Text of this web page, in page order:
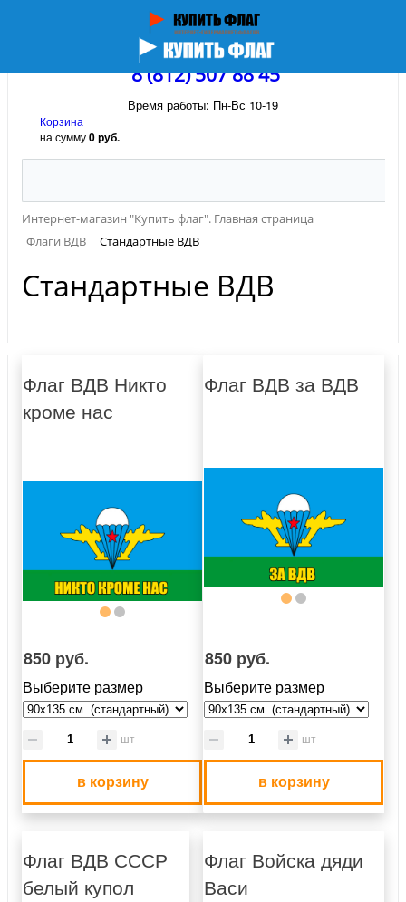
8 (812) 507 88 45
Время работы: Пн-Вс 10-19
Корзина
на сумму0 руб.
Интернет-магазин "Купить флаг". Главная страница
Флаги ВДВ
Стандартные ВДВ
Стандартные ВДВ
Флаг ВДВ Никто
кроме нас
850 руб.
Выберите размер
шт
в корзину
Флаг ВДВ за ВДВ
850 руб.
Выберите размер
шт
в корзину
Флаг ВДВ СССР
белый купол
Флаг Войска дяди
Васи